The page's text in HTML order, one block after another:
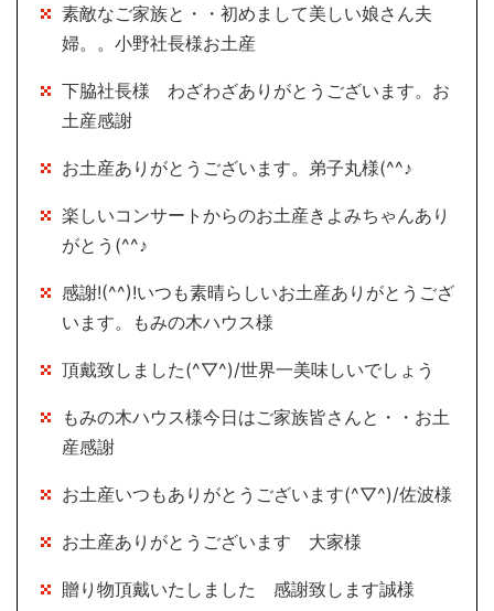
素敵なご家族と・・初めまして美しい娘さん夫
婦。。小野社長様お土産
下脇社長様 わざわざありがとうございます。お
土産感謝
お土産ありがとうございます。弟子丸様(^^♪
楽しいコンサートからのお土産きよみちゃんあり
がとう(^^♪
感謝!(^^)!いつも素晴らしいお土産ありがとうござ
います。もみの木ハウス様
頂戴致しました(^▽^)/世界一美味しいでしょう
もみの木ハウス様今日はご家族皆さんと・・お土
産感謝
お土産いつもありがとうございます(^▽^)/佐波様
お土産ありがとうございます 大家様
贈り物頂戴いたしました 感謝致します誠様